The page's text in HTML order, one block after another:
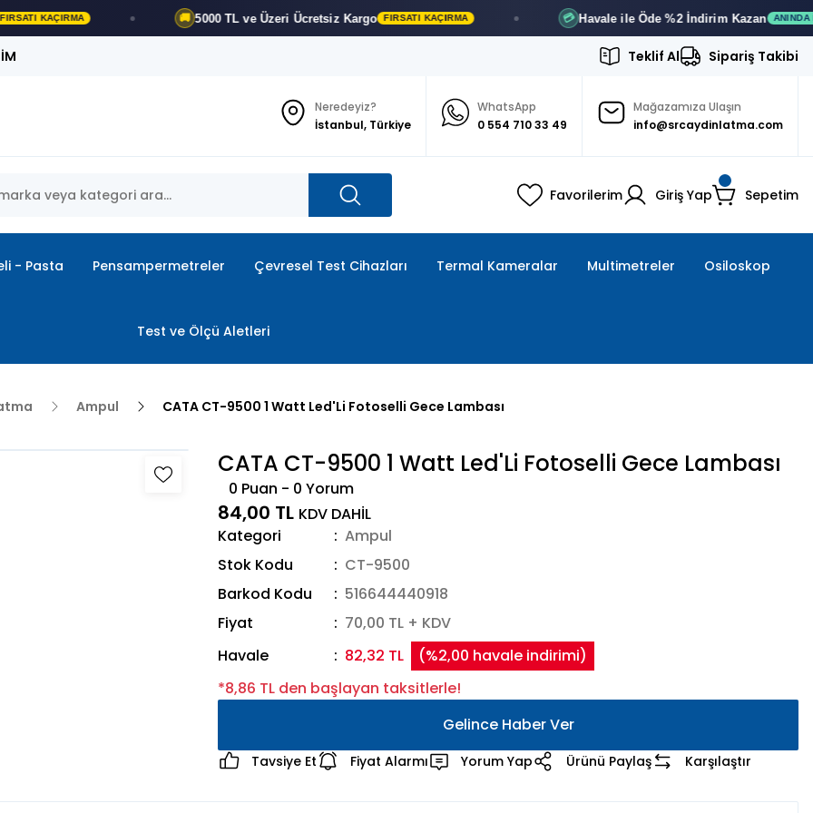
🚚 5000 TL ve ÜzeriÜcretsiz Kargo FIRSATI KAÇIRMA 💳 Havale ile Öde %2 İndirimKazan ANINDA İNDIRIM
Teklif Al Sipariş Takibi
Neredeyiz?
İstanbul, Türkiye
WhatsApp
0 554 710 33 49
Mağazamıza Ulaşın
info@srcaydinlatma.com
Favorilerim Giriş Yap Sepetim
- Pasta Pensampermetreler Çevresel Test Cihazları Termal Kameralar Multimetreler Osiloskop
Test ve Ölçü Aletleri
Ampul CATA CT-9500 1 Watt Led'Li Fotoselli Gece Lambası
CATA CT-9500 1 Watt Led'Li Fotoselli Gece Lambası
0 Puan - 0 Yorum
84,00 TL KDV DAHİL
Kategori
Ampul
Stok Kodu
CT-9500
Barkod Kodu
516644440918
Fiyat
70,00 TL + KDV
Havale
82,32 TL
(%2,00 havale indirimi)
*8,86 TL den başlayan taksitlerle!
Gelince Haber Ver
Tavsiye Et Fiyat Alarmı Yorum Yap Ürünü Paylaş Karşılaştır